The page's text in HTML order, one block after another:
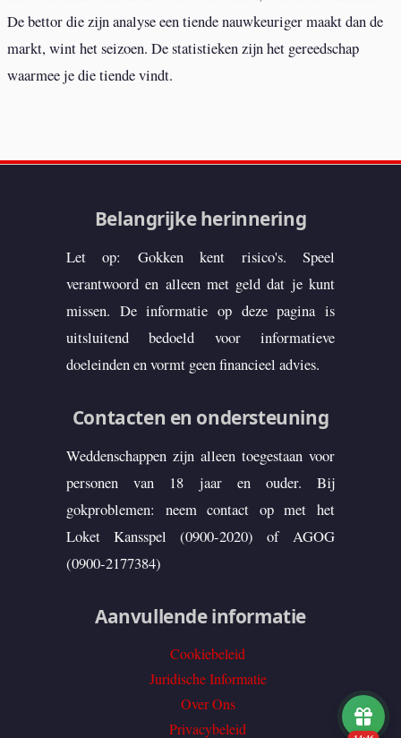
De bettor die zijn analyse een tiende nauwkeuriger maakt dan de
markt, wint het seizoen. De statistieken zijn het gereedschap
waarmee je die tiende vindt.
Belangrijke herinnering
Let op: Gokken kent risico's. Speel
verantwoord en alleen met geld dat je kunt
missen. De informatie op deze pagina is
uitsluitend bedoeld voor informatieve
doeleinden en vormt geen financieel advies.
Contacten en ondersteuning
Weddenschappen zijn alleen toegestaan voor
personen van 18 jaar en ouder. Bij
gokproblemen: neem contact op met het
Loket Kansspel (0900-2020) of AGOG
(0900-2177384)
Aanvullende informatie
Cookiebeleid
Juridische Informatie
Over Ons
Privacybeleid